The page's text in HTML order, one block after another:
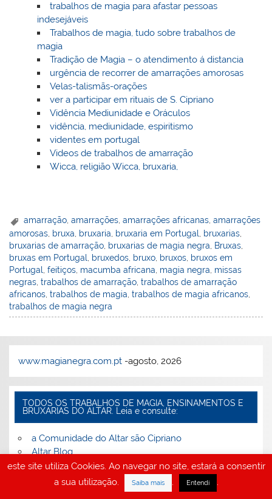
trabalhos de magia para afastar pessoas
indesejáveis
Trabalhos de magia, tudo sobre trabalhos de
magia
Tradição de Magia – o atendimento á distancia
urgência de recorrer de amarrações amorosas
Velas-talismãs-orações
ver a participar em rituais de S. Cipriano
Vidência Mediunidade e Oráculos
vidência, mediunidade, espiritismo
videntes em portugal
Videos de trabalhos de amarração
Wicca, religião Wicca, bruxaria,
amarração,amarrações,amarrações africanas,amarrações
amorosas bruxa bruxaria bruxaria em Portugal bruxarias
bruxarias de amarração bruxarias de magia negra Bruxas
bruxas em Portugal
bruxedos bruxo bruxos bruxos em
Portugal ,feitiços macumba africana magia negra missas
negras ,trabalhos de amarração ,trabalhos de amarração
africanos ,trabalhos de magia ,trabalhos de magia africanos
trabalhos de magia negra
www.magianegra.com.pt -agosto, 2026
TODOS OS TRABALHOS DE MAGIA, ENSINAMENTOS E
BRUXARIAS DO ALTAR. Leia e consulte:
a Comunidade do Altar são Cipriano
Altar Blog
Altar de são Cipriano – trabalhos de magia –
amarrações amorosas
Altar S. Cipriano e bruxa Évora
este site utiliza Cookies. Ao navegar no site, estará a consentir
a sua utilização.
Saiba mais . Entendi .